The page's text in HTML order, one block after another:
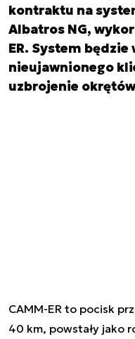
kontraktu na
Albatros NG,
ER. System
nieujawnionego
uzbrojenie
CAMM-ER to pocisk
40 km, powstały jako